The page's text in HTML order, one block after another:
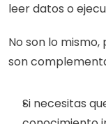
leer datos o
No son lo
son
Si necesitas